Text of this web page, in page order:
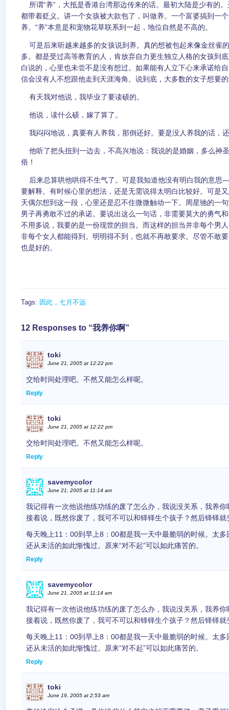
所谓“养”，大抵是香港台湾那边传来的话。最初大陆是少有的
都带着贬义。讲一个女孩被大款包了，叫做养。一个富婆搞到一
养。“养”本意是和宠物花草联系到一起，地位自然是不高的。
可是后来听越来越多的女孩说到养。真的想被包起来像金丝雀
多。都是受过高等教育的人，肯放弃自力更生独立人格的女孩到
白说的，心里也未尝不是没有想过。如果能有人立下心来承诺给
信会没有人不想跟他走到天涯海角。说到底，大多数的女子想要
有天我对他说，我毕业了要读硕的。
他说，读什么硕，嫁了算了。
我闷闷地说，真要有人养我，那倒还好。要是没人养我的话，
他听了把头扭到一边去，不高兴地说：我说的是婚姻，多么神
俗！
后来总算哄他哄得不生气了。可是我知道他没有明白我的意思
要解释。有时候心里的想法，还是无需说得太明白比较好。可是
天偶尔想到这一段，心里还是忍不住微微触动一下。周星驰的一
男子再勇敢不过的承诺。要说出这么一句话，非需要莫大的勇气
不用多说，我要的是一份现世的担当。而这样的担当并非每个男
非每个女人都能得到。明明得不到，也就不再敢要求。尽管不敢
也是好的。
Tags: 因此，七月不远
12 Responses to “我养你啊”
toki
June 21, 2005 at 12:22 pm
交给时间处理吧。不然又能怎么样呢。
Reply
toki
June 21, 2005 at 12:22 pm
交给时间处理吧。不然又能怎么样呢。
Reply
savemycolor
June 21, 2005 at 11:14 am
我记得有一次他说他练功练的废了怎么办，我说没关系，我养
接着说，既然你废了，我可不可以和铎铎生个孩子？然后铎铎就
每天晚上11：00到早上8：00都是我一天中最脆弱的时候。太
还从未活的如此惭愧过。原来“对不起”可以如此痛苦的。
Reply
savemycolor
June 21, 2005 at 11:14 am
我记得有一次他说他练功练的废了怎么办，我说没关系，我养
接着说，既然你废了，我可不可以和铎铎生个孩子？然后铎铎就
每天晚上11：00到早上8：00都是我一天中最脆弱的时候。太
还从未活的如此惭愧过。原来“对不起”可以如此痛苦的。
Reply
toki
June 19, 2005 at 2:53 am